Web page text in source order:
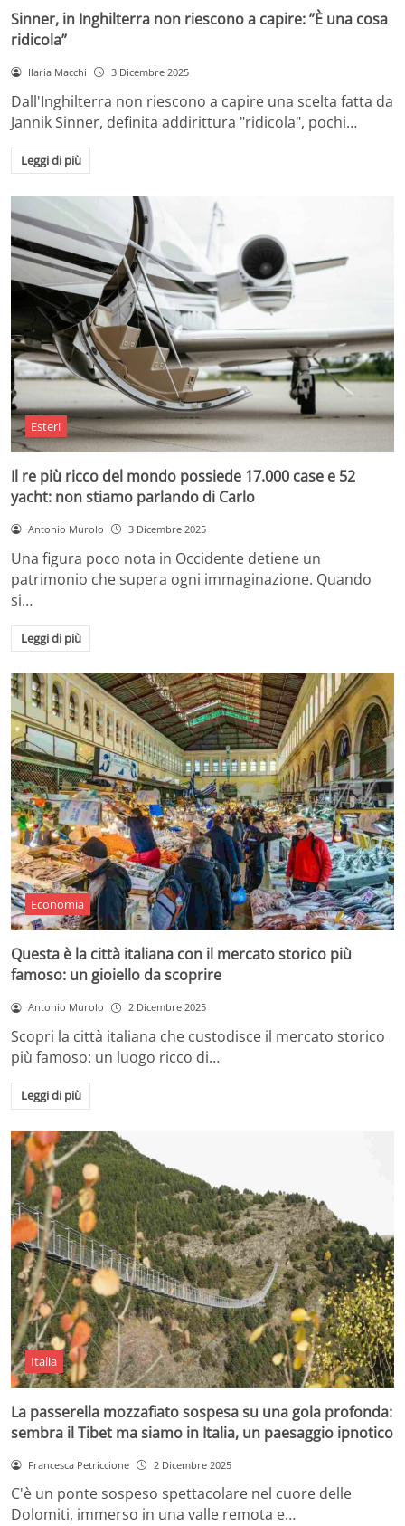
Sinner, in Inghilterra non riescono a capire: ”È una cosa
ridicola”
Ilaria Macchi 3 Dicembre 2025
Dall'Inghilterra non riescono a capire una scelta fatta da
Jannik Sinner, definita addirittura "ridicola", pochi…
Leggi di più
Esteri
Il re più ricco del mondo possiede 17.000 case e 52
yacht: non stiamo parlando di Carlo
Antonio Murolo 3 Dicembre 2025
Una figura poco nota in Occidente detiene un
patrimonio che supera ogni immaginazione. Quando
si…
Leggi di più
Economia
Questa è la città italiana con il mercato storico più
famoso: un gioiello da scoprire
Antonio Murolo 2 Dicembre 2025
Scopri la città italiana che custodisce il mercato storico
più famoso: un luogo ricco di…
Leggi di più
Italia
La passerella mozzafiato sospesa su una gola profonda:
sembra il Tibet ma siamo in Italia, un paesaggio ipnotico
Francesca Petriccione 2 Dicembre 2025
C'è un ponte sospeso spettacolare nel cuore delle
Dolomiti, immerso in una valle remota e…